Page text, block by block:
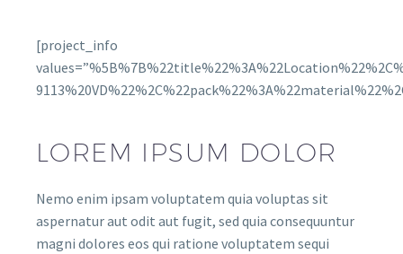
[project_info
LOREM IPSUM DOLOR
Nemo enim ipsam voluptatem quia voluptas sit
aspernatur aut odit aut fugit, sed quia consequuntur
magni dolores eos qui ratione voluptatem sequi